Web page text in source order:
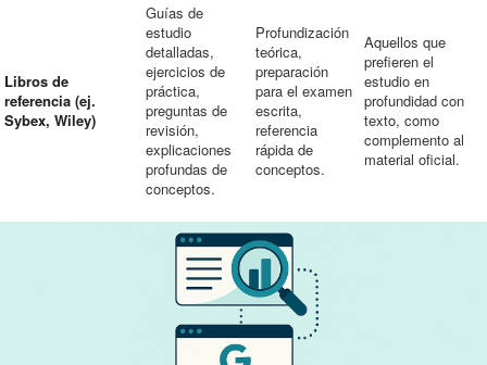
Libros de
referencia (ej.
Sybex, Wiley)
Guías de
estudio
detalladas,
ejercicios de
práctica,
preguntas de
revisión,
explicaciones
profundas de
conceptos.
Profundización
teórica,
preparación
para el examen
escrita,
referencia
rápida de
conceptos.
Aquellos que
prefieren el
estudio en
profundidad con
texto, como
complemento al
material oficial.